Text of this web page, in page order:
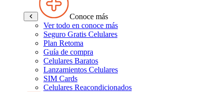
Conoce más
Ver todo en conoce más
Seguro Gratis Celulares
Plan Retoma
Guía de compra
Celulares Baratos
Lanzamientos Celulares
SIM Cards
Celulares Reacondicionados